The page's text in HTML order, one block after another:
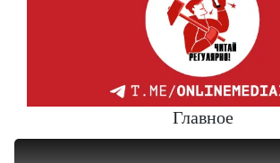
Главное